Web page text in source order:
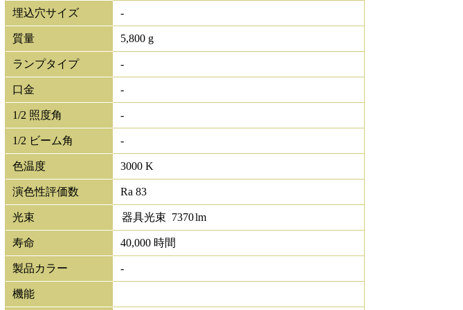
埋込穴サイズ -
質量 5,800 g
ランプタイプ -
口金 -
1/2 照度角 -
1/2 ビーム角 -
色温度 3000 K
演色性評価数 Ra 83
光束 器具光束 7370lm
寿命 40,000 時間
製品カラー -
機能